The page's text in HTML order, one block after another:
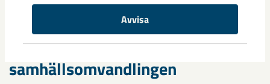
Avvisa
Fokus på östra Malmberget i
samhällsomvandlingen